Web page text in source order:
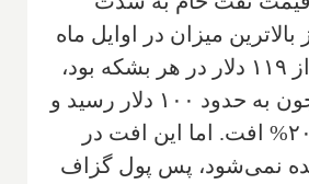
میزان در اوایل ماه
مارس که بیش از ۱۱۹ دلار در هر بشکه بود،
در اواسط ماه جون به حدود ۱۰۰ دلار رسید و
این یعنی حدود ۲۰% افت. اما این افت در
نمی‌شود، پس پول گزاف